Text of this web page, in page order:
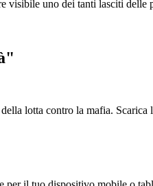
uno dei tanti lasciti
lotta contro la mafia.